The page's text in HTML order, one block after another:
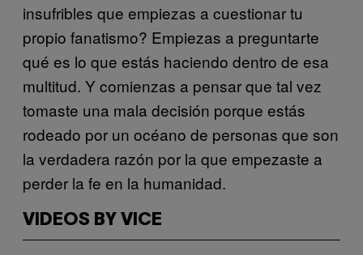
insufribles que empiezas a cuestionar tu
propio fanatismo? Empiezas a preguntarte
qué es lo que estás haciendo dentro de esa
multitud. Y comienzas a pensar que tal vez
tomaste una mala decisión porque estás
rodeado por un océano de personas que son
la verdadera razón por la que empezaste a
perder la fe en la humanidad.
VIDEOS BY VICE